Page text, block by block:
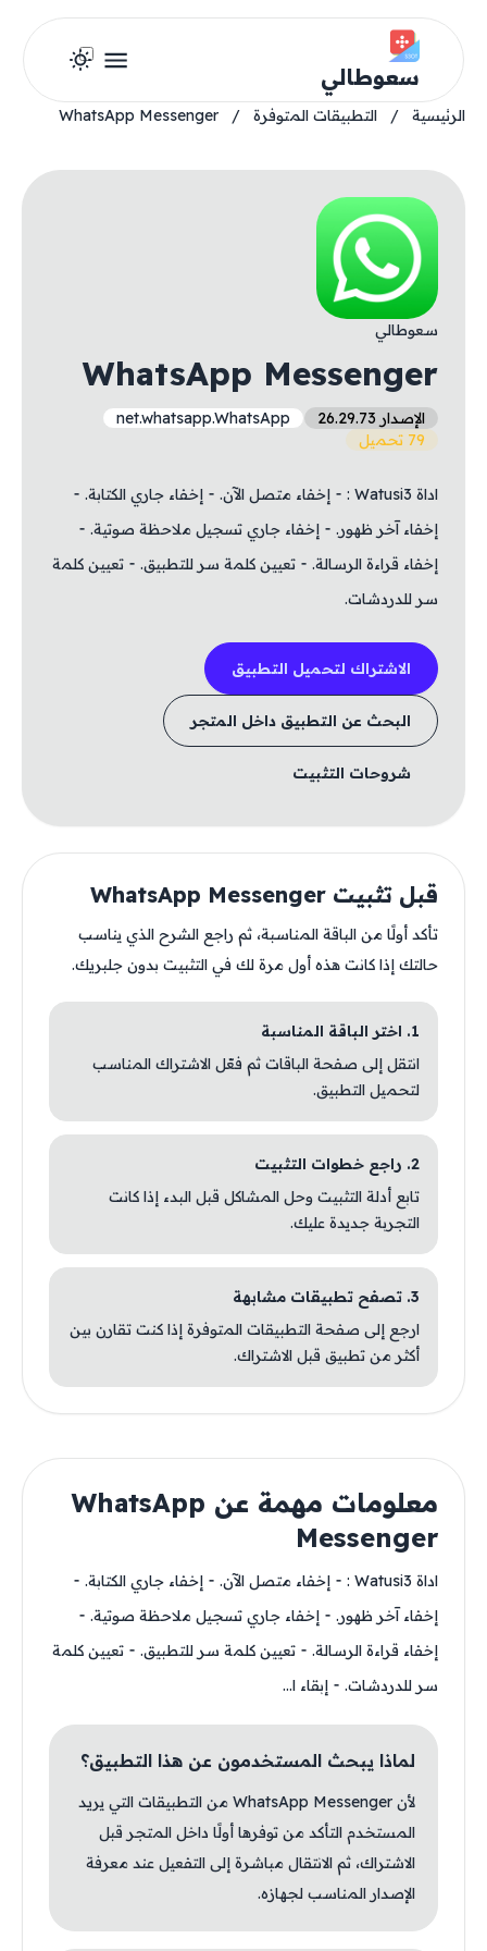
سعوطالي
الرئيسية / التطبيقات المتوفرة /
WhatsApp Messenger
سعوطالي
WhatsApp Messenger
الإصدار 26.29.73
net.whatsapp.WhatsApp
79 تحميل
اداة Watusi3 : ⁃ إخفاء متصل الآن. ⁃ إخفاء جاري الكتابة. ⁃
إخفاء آخر ظهور. ⁃ إخفاء جاري تسجيل ملاحظة صوتية. ⁃
إخفاء قراءة الرسالة. ⁃ تعيين كلمة سر للتطبيق. ⁃ تعيين كلمة
سر للدردشات.
الاشتراك لتحميل التطبيق
البحث عن التطبيق داخل المتجر
شروحات التثبيت
قبل تثبيت WhatsApp Messenger
تأكد أولًا من الباقة المناسبة، ثم راجع الشرح الذي يناسب
حالتك إذا كانت هذه أول مرة لك في التثبيت بدون جلبريك.
1. اختر الباقة المناسبة
انتقل إلى صفحة الباقات ثم فعّل الاشتراك المناسب
لتحميل التطبيق.
2. راجع خطوات التثبيت
تابع أدلة التثبيت وحل المشاكل قبل البدء إذا كانت
التجربة جديدة عليك.
3. تصفح تطبيقات مشابهة
ارجع إلى صفحة التطبيقات المتوفرة إذا كنت تقارن بين
أكثر من تطبيق قبل الاشتراك.
معلومات مهمة عن WhatsApp
Messenger
اداة Watusi3 : ⁃ إخفاء متصل الآن. ⁃ إخفاء جاري الكتابة. ⁃
إخفاء آخر ظهور. ⁃ إخفاء جاري تسجيل ملاحظة صوتية. ⁃
إخفاء قراءة الرسالة. ⁃ تعيين كلمة سر للتطبيق. ⁃ تعيين كلمة
سر للدردشات. ⁃ إبقاء ا...
لماذا يبحث المستخدمون عن هذا التطبيق؟
لأن WhatsApp Messenger من التطبيقات التي يريد
المستخدم التأكد من توفرها أولًا داخل المتجر قبل
الاشتراك، ثم الانتقال مباشرة إلى التفعيل عند معرفة
الإصدار المناسب لجهازه.